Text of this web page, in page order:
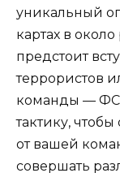
уникальный
картах в
предстоит
террористов
команды —
тактику,
от вашей
совершать